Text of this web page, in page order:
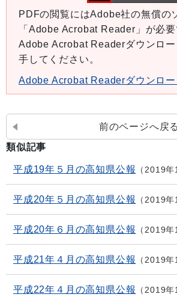
PDFの閲覧にはAdobe社の無償の
「Adobe Acrobat Reader」が必
Adobe Acrobat Readerダウンロー
手してください。
Adobe Acrobat Readerダウンロー
前のページへ戻る
類似記事
平成19年５月の高知県公報 2019年
平成20年５月の高知県公報 2019年
平成20年６月の高知県公報 2019年
平成21年４月の高知県公報 2019年
平成22年４月の高知県公報 2019年